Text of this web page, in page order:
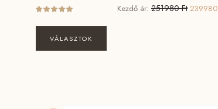
Kezdő ár: 251980Ft Original
239980
VÁLASZTOK